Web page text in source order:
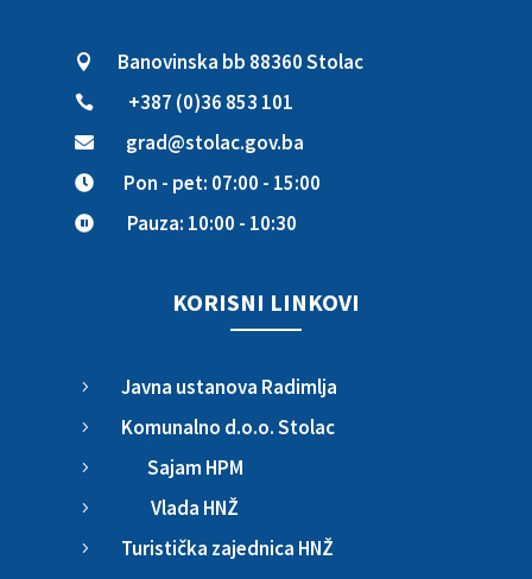
 Banovinska bb 88360 Stolac
 +387 (0)36 853 101
 grad@stolac.gov.ba
 Pon - pet: 07:00 - 15:00
 Pauza: 10:00 - 10:30
KORISNI LINKOVI
5 Javna ustanova Radimlja
5 Komunalno d.o.o. Stolac
5 Sajam HPM
5 Vlada HNŽ
5 Turistička zajednica HNŽ